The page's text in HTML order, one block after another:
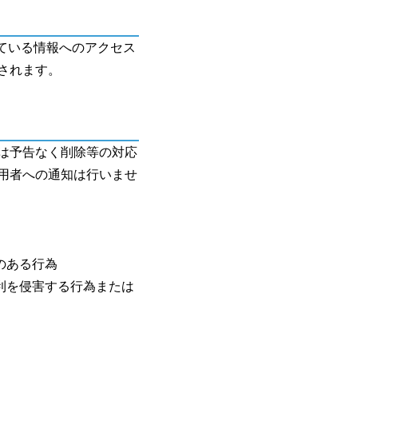
いる情報へのアクセス
れます。
予告なく削除等の対応
者への通知は行いませ
ある行為
を侵害する行為または